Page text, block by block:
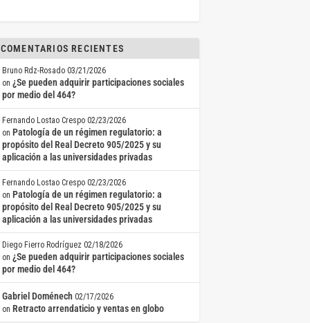
COMENTARIOS RECIENTES
Bruno Rdz-Rosado 03/21/2026
on ¿Se pueden adquirir participaciones sociales
por medio del 464?
Fernando Lostao Crespo 02/23/2026
on Patología de un régimen regulatorio: a
propósito del Real Decreto 905/2025 y su
aplicación a las universidades privadas
Fernando Lostao Crespo 02/23/2026
on Patología de un régimen regulatorio: a
propósito del Real Decreto 905/2025 y su
aplicación a las universidades privadas
Diego Fierro Rodríguez 02/18/2026
on ¿Se pueden adquirir participaciones sociales
por medio del 464?
Gabriel Doménech 02/17/2026
on Retracto arrendaticio y ventas en globo